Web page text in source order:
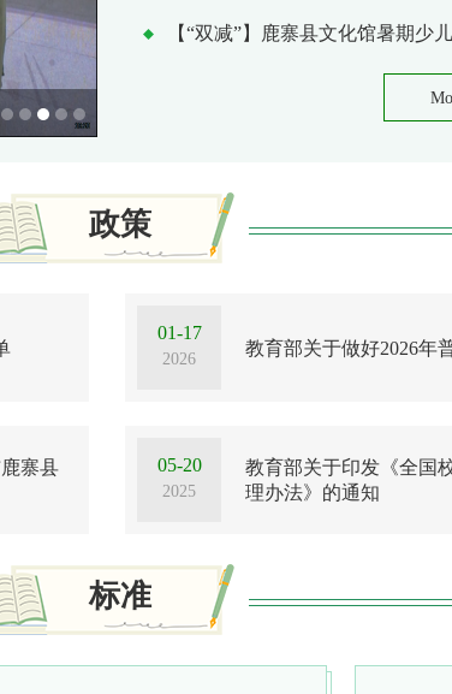
政策
01-17
2026
教育部关于做好2026年
寨县
05-20
2025
教育部关于印发《全国
理办法》的通知
标准